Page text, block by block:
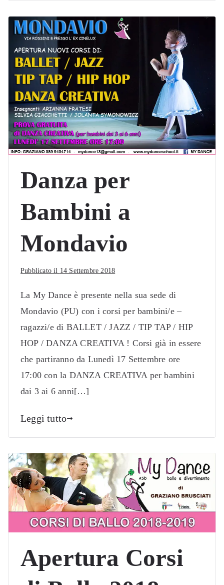
Danza per
Bambini a
Mondavio
Pubblicato il 14 Settembre 2018
La My Dance è presente nella sua sede di
Mondavio (PU) con i corsi per bambini/e –
ragazzi/e di BALLET / JAZZ / TIP TAP / HIP
HOP / DANZA CREATIVA ! Corsi già in essere
che partiranno da Lunedì 17 Settembre ore
17:00 con la DANZA CREATIVA per bambini
dai 3 ai 6 anni[…]
Leggi tutto
Apertura Corsi